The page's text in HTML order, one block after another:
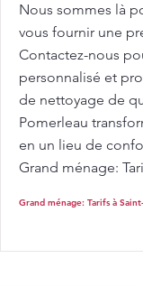
Nous sommes là
vous fournir une
Contactez-nous
personnalisé et
de nettoyage de
Pomerleau
en un lieu de
Grand ménage:
Grand ménage: Tarifs à